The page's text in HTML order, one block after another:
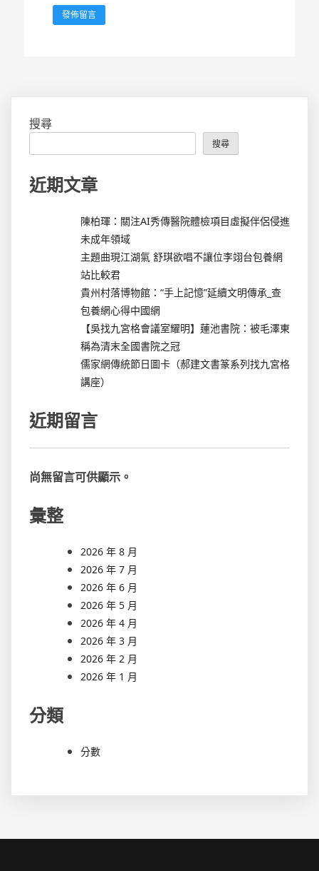
搜尋
搜尋
近期文章
陳柏琿：關注AI秀傳醫院體檢項目虛擬伴侶侵進
未成年領域
主題曲現江湖氣 舒琪欲唱不讓位李翊台包養網
站比較君
貴州村落博物館：“手上記憶”延續文明傳承_查
包養網心得中國網
【吳找九宮格會議室耀明】蓮池書院：被毛澤東
稱為清末全國書院之冠
儒家網傳統節日圖卡（郝建文書篆系列找九宮格
講座）
近期留言
尚無留言可供顯示。
彙整
2026 年 8 月
2026 年 7 月
2026 年 6 月
2026 年 5 月
2026 年 4 月
2026 年 3 月
2026 年 2 月
2026 年 1 月
分類
分數